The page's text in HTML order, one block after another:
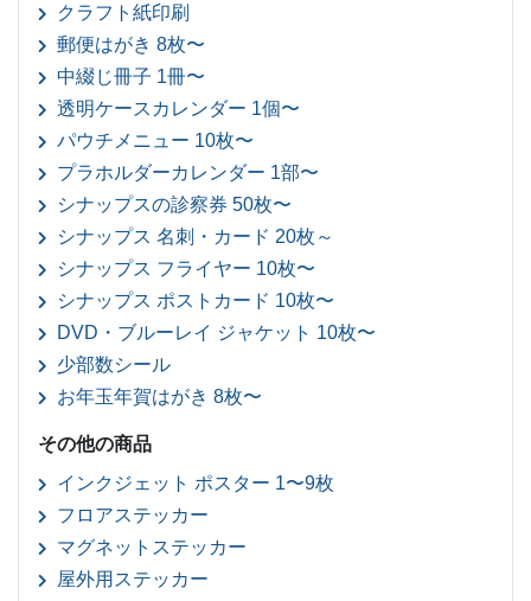
クラフト紙印刷
郵便はがき 8枚〜
中綴じ冊子 1冊〜
透明ケースカレンダー 1個〜
パウチメニュー 10枚〜
プラホルダーカレンダー 1部〜
シナップスの診察券 50枚〜
シナップス 名刺・カード 20枚～
シナップス フライヤー 10枚〜
シナップス ポストカード 10枚〜
DVD・ブルーレイ ジャケット 10枚〜
少部数シール
お年玉年賀はがき 8枚〜
その他の商品
インクジェット ポスター 1〜9枚
フロアステッカー
マグネットステッカー
屋外用ステッカー